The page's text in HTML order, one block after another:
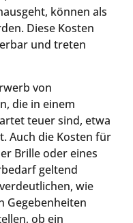
können als
Diese Kosten
und treten
von
die in einem
teuer sind, etwa
Auch die Kosten für
Brille oder eines
geltend
wie
Gegebenheiten
ob ein